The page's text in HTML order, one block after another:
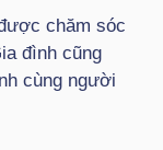
chăm sóc
đình cũng
cùng người